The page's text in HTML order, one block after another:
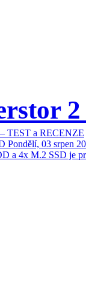
TEST a RECENZE
Pondělí, 03 srpen
a 4x M.2 SSD je